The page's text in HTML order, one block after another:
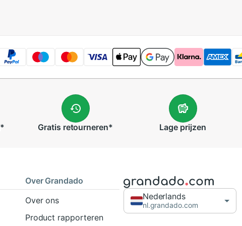
* Gratis retourneren* Lage prijzen
Over Grandado
Over ons
Product rapporteren
Nederlands
nl.grandado.com